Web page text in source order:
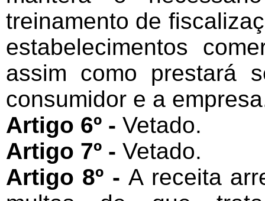
treinamento de
estabelecimentos
assim como prestará
consumidor e a
Artigo 6º - Vetado.
Artigo 7º - Vetado.
Artigo 8º -A receita